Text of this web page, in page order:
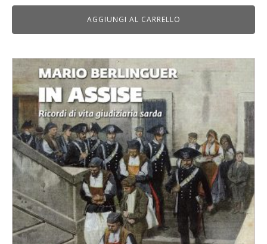
AGGIUNGI AL CARRELLO